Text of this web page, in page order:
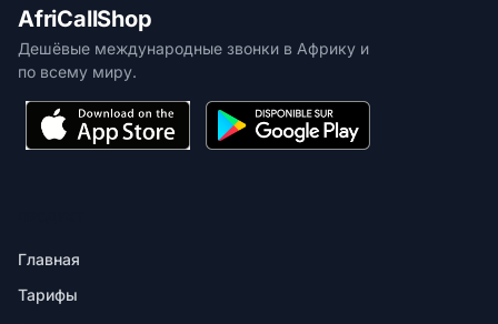
AfriCallShop
Дешёвые международные звонки в Африку и
по всему миру.
Главная
Тарифы